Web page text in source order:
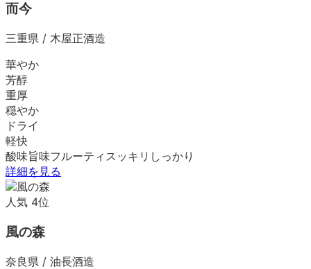
而今
三重県 / 木屋正酒造
華やか
芳醇
重厚
穏やか
ドライ
軽快
酸味旨味フルーティ スッキリ しっかり
詳細を見る
人気 4位
風の森
奈良県 / 油長酒造